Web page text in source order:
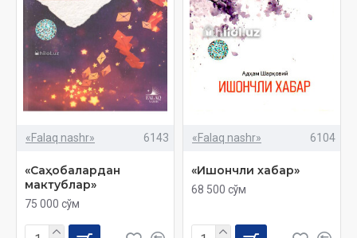
«Falaq nashr» 6143
«Саҳобалардан
мактублар»
75 000 сўм
«Falaq nashr» 6104
«Ишончли хабар»
68 500 сўм